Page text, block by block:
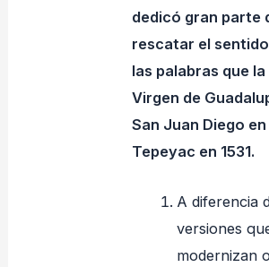
dedicó gran parte
rescatar el
las palabras que
Virgen de
San Juan Diego
Tepeyac en 1531.
A diferencia
versiones
modernizan